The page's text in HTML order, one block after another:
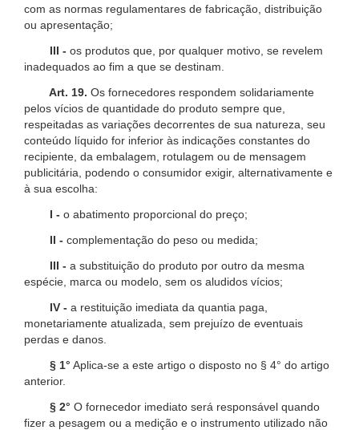
com as normas regulamentares de fabricação, distribuição
ou apresentação;
III - os produtos que, por qualquer motivo, se revelem
inadequados ao fim a que se destinam.
Art. 19. Os fornecedores respondem solidariamente
pelos vícios de quantidade do produto sempre que,
respeitadas as variações decorrentes de sua natureza, seu
conteúdo líquido for inferior às indicações constantes do
recipiente, da embalagem, rotulagem ou de mensagem
publicitária, podendo o consumidor exigir, alternativamente e
à sua escolha:
I - o abatimento proporcional do preço;
II - complementação do peso ou medida;
III - a substituição do produto por outro da mesma
espécie, marca ou modelo, sem os aludidos vícios;
IV - a restituição imediata da quantia paga,
monetariamente atualizada, sem prejuízo de eventuais
perdas e danos.
§ 1° Aplica-se a este artigo o disposto no § 4° do artigo
anterior.
§ 2° O fornecedor imediato será responsável quando
fizer a pesagem ou a medição e o instrumento utilizado não